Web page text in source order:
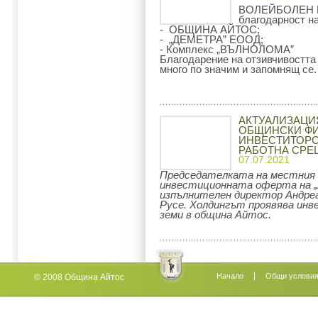
ВОЛЕЙБОЛЕН
благодарност
- ОБЩИНА АЙТОС;
- „ДЕМЕТРА” ЕООД;
- Комплекс „ВЪЛНОЛОМА”
Благодарение на
много по значим и запомнящ се.
ОБЩИНСКИ
РАБОТНА
07.07.2021
Председателката на
инвестиционната оферта на
изпълнителен директор
Русе. Холдингът проявява
земи в община Айтос.
© 2008 Община Айтос Начало Oбщи условия